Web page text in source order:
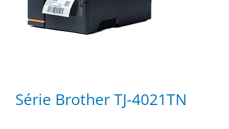
Série Brother TJ-4021TN